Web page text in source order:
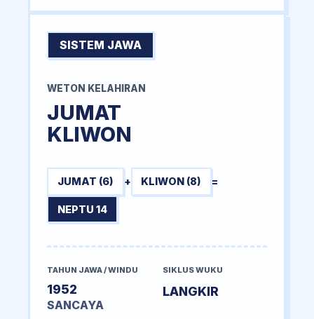
SISTEM JAWA
WETON KELAHIRAN
JUMAT
KLIWON
JUMAT (6) + KLIWON (8) =
NEPTU 14
TAHUN JAWA / WINDU
1952
SANCAYA
SIKLUS WUKU
LANGKIR